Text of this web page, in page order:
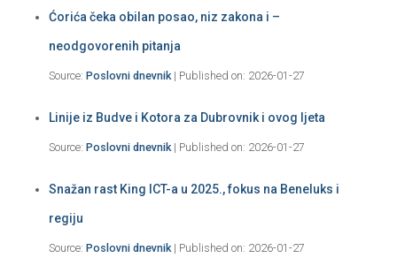
Ćorića čeka obilan posao, niz zakona i –
neodgovorenih pitanja
Source: Poslovni dnevnik Published on: 2026-01-27
Linije iz Budve i Kotora za Dubrovnik i ovog ljeta
Source: Poslovni dnevnik Published on: 2026-01-27
Snažan rast King ICT-a u 2025., fokus na Beneluks i
regiju
Source: Poslovni dnevnik Published on: 2026-01-27